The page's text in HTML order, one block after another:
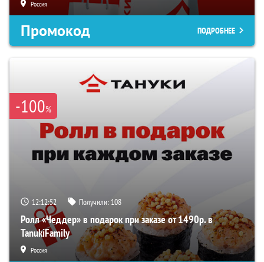
Россия
Промокод ПОДРОБНЕЕ
-100%
12:12:51 Получили: 108
Ролл «Чеддер» в подарок при заказе от 1490р. в
TanukiFamily
Россия